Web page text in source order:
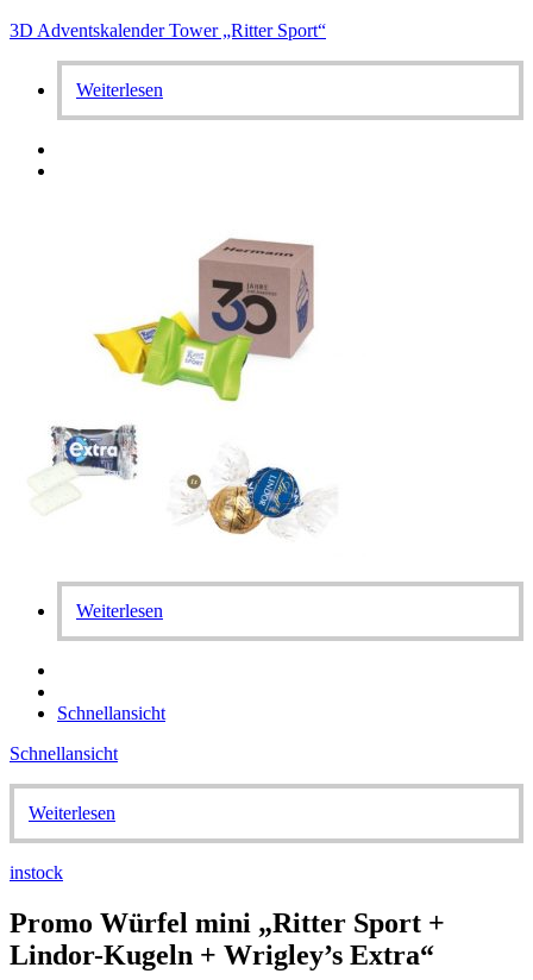
3D Adventskalender Tower „Ritter Sport“
Weiterlesen
Weiterlesen
Schnellansicht
Schnellansicht
Weiterlesen
instock
Promo Würfel mini „Ritter Sport +
Lindor-Kugeln + Wrigley’s Extra“